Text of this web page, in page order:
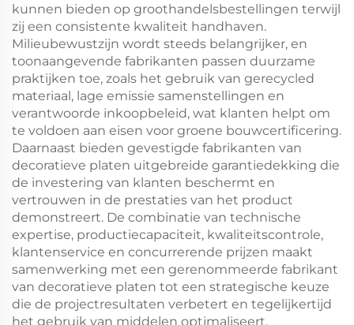
kunnen bieden op groothandelsbestellingen terwijl
zij een consistente kwaliteit handhaven.
Milieubewustzijn wordt steeds belangrijker, en
toonaangevende fabrikanten passen duurzame
praktijken toe, zoals het gebruik van gerecycled
materiaal, lage emissie samenstellingen en
verantwoorde inkoopbeleid, wat klanten helpt om
te voldoen aan eisen voor groene bouwcertificering.
Daarnaast bieden gevestigde fabrikanten van
decoratieve platen uitgebreide garantiedekking die
de investering van klanten beschermt en
vertrouwen in de prestaties van het product
demonstreert. De combinatie van technische
expertise, productiecapaciteit, kwaliteitscontrole,
klantenservice en concurrerende prijzen maakt
samenwerking met een gerenommeerde fabrikant
van decoratieve platen tot een strategische keuze
die de projectresultaten verbetert en tegelijkertijd
het gebruik van middelen optimaliseert.